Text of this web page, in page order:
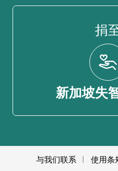
捐
新加坡失
与我们联系 使用条